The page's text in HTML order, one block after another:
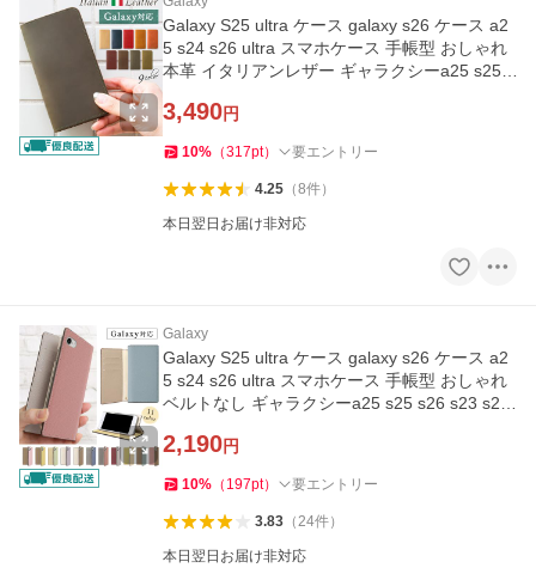
Galaxy S25 ultra ケース galaxy s26 ケース a2
5 s24 s26 ultra スマホケース 手帳型 おしゃれ
本革 イタリアンレザー ギャラクシーa25 s25 s
3,490円
10% （317pt） 要エントリー
4.25（8件）
本日翌日お届け非対応
Galaxy
Galaxy S25 ultra ケース galaxy s26 ケース a2
5 s24 s26 ultra スマホケース 手帳型 おしゃれ
ベルトなし ギャラクシーa25 s25 s26 s23 s22
2,190円
10% （ 197pt） 要エントリー
3.83（24件）
本日翌日お届け非対応